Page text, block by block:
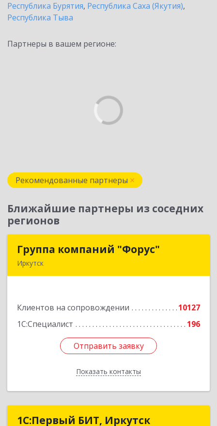
Республика Бурятия, Республика Саха (Якутия),
Республика Тыва
Партнеры в вашем регионе:
Рекомендованные партнеры
Ближайшие партнеры из соседних
регионов
Группа компаний "Форус"
Иркутск
Клиентов на сопровождении
10127
1С:Специалист
196
Отправить заявку
Показать контакты
Группа компаний "Форус"
Подробнее
Отправить заявку
Назад
1С:Первый БИТ, Иркутск
1С:Первый БИТ, Иркутск